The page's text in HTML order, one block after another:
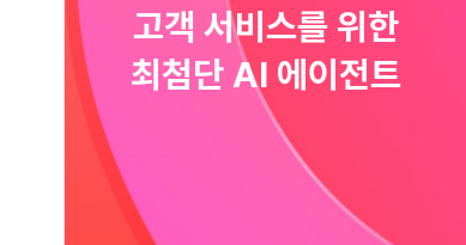
고객 서비스를 위한
최첨단 AI 에이전트